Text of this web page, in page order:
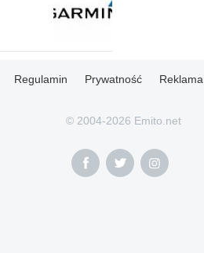
Regulamin Prywatność Reklama
© 2004-2026 Emito.net